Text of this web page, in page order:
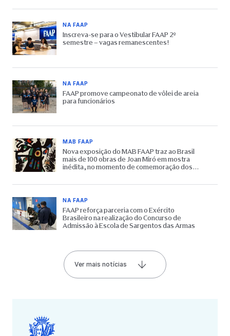
NA FAAP
Inscreva-se para o Vestibular FAAP 2º
semestre – vagas remanescentes!
NA FAAP
FAAP promove campeonato de vôlei de areia
para funcionários
MAB FAAP
Nova exposição do MAB FAAP traz ao Brasil
mais de 100 obras de Joan Miró em mostra
inédita, no momento de comemoração dos
NA FAAP
FAAP reforça parceria com o Exército
Brasileiro na realização do Concurso de
Admissão à Escola de Sargentos das Armas
Ver mais notícias